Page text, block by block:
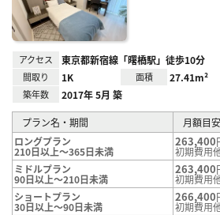
アクセス 東京都新宿線「曙橋駅」徒歩10分
間取り 1K 面積 27.41m²
築年数 2017年 5月 築
プラン名・期間
月額目安
ロングプラン
210日以上～365日未満
263,400
初期費用
ミドルプラン
90日以上～210日未満
263,400
初期費用
ショートプラン
30日以上～90日未満
266,400
初期費用